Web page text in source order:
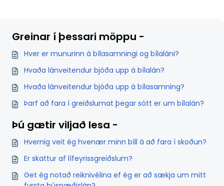
Greinar í þessari möppu -
Hver er munurinn á bílasamningi og bílaláni?
Hvaða lánveitendur bjóða upp á bílalán?
Hvaða lánveitendur bjóða upp á bílasamning?
Þarf að fara í greiðslumat þegar sótt er um bílalán?
Þú gætir viljað lesa -
Hvernig veit ég hvenær minn bíll á að fara í skoðun?
Er skattur af lífeyrissgreiðslum?
Get ég notað reiknivélina ef ég er að sækja um mitt